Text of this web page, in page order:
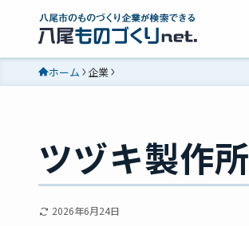
ホーム 企業
ツヅキ製作所
2026年6月24日